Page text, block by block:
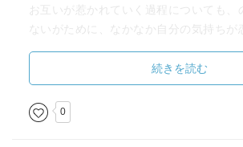
お互いが惹かれていく過程についても、
ないがために、なかなか自分の気持ちが
った直也に恋していく過程がじっくり描
入しやすい。
「この人一生ヒマだったらいいのになあ」
ののかのこの言葉は、恋の表現として今
続きを読む
0